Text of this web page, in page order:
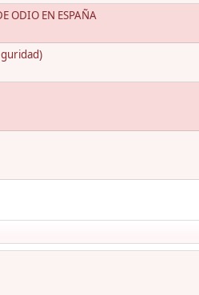
ODIO EN ESPAÑA